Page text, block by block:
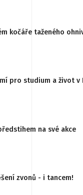
kočáře taženého
pro studium a život v
na své akce
zvonů - i tancem!